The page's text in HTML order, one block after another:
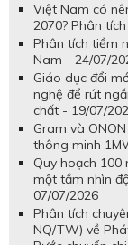
Việt Nam có
2070? Phân
Phân tích tiềm
Nam - 24/07/
Giáo dục đổi
nghệ để rút
chất - 19/07/
Gram và
thông minh
Quy hoạch 100
một tầm nhìn
07/07/2026
Phân tích
NQ/TW) về